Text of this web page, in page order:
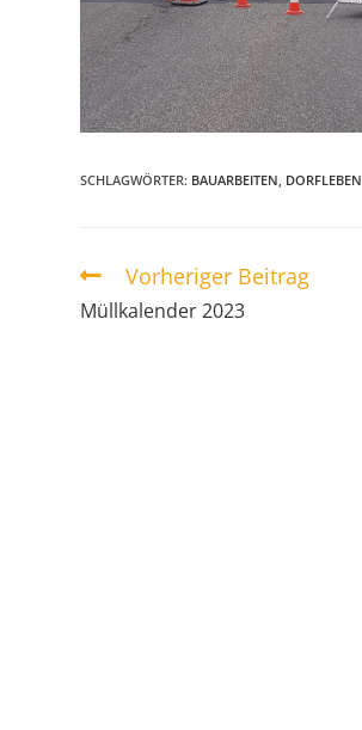
SCHLAGWÖRTER: BAUARBEITEN DORFLEBEN
Vorheriger Beitrag
Müllkalender 2023